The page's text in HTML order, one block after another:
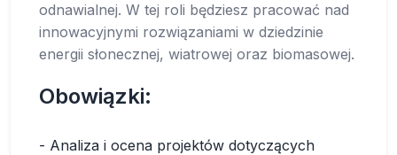
odnawialnej. W tej roli będziesz pracować nad
innowacyjnymi rozwiązaniami w dziedzinie
energii słonecznej, wiatrowej oraz biomasowej.
Obowiązki:
- Analiza i ocena projektów dotyczących